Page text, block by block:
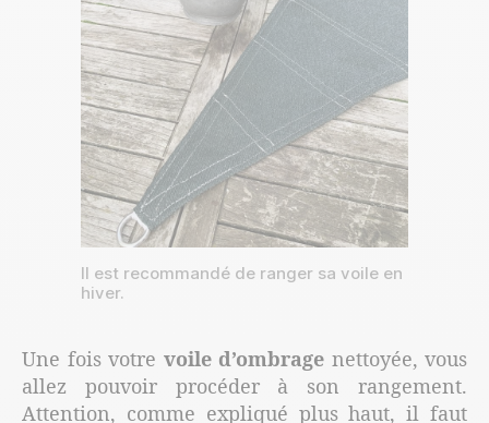
Il est recommandé de ranger sa voile en
hiver.
Une fois votre voile d’ombrage nettoyée, vous
allez pouvoir procéder à son rangement.
Attention, comme expliqué plus haut, il faut